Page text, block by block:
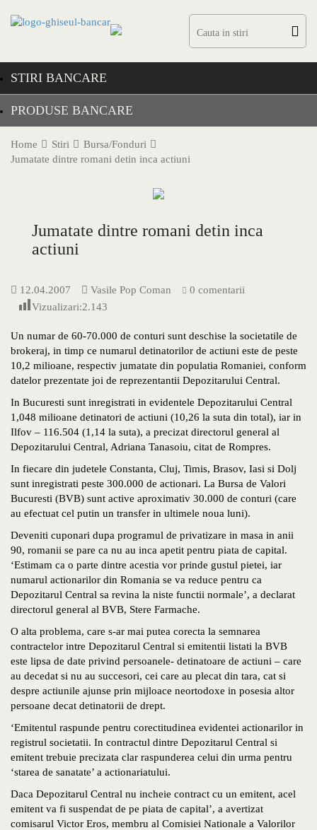
STIRI BANCARE
PRODUSE BANCARE
Home Stiri
Bursa/Fonduri
Jumatate dintre romani detin inca actiuni
Jumatate dintre romani detin inca
actiuni
12.04.2007 Vasile Pop Coman
0 comentarii
Vizualizari:2.143
Un numar de 60-70.000 de conturi sunt deschise la societatile de
brokeraj, in timp ce numarul detinatorilor de actiuni este de peste
10,2 milioane, respectiv jumatate din populatia Romaniei, conform
datelor prezentate joi de reprezentantii Depozitarului Central.
In Bucuresti sunt inregistrati in evidentele Depozitarului Central
1,048 milioane detinatori de actiuni (10,26 la suta din total), iar in
Ilfov – 116.504 (1,14 la suta), a precizat directorul general al
Depozitarului Central, Adriana Tanasoiu, citat de Rompres.
In fiecare din judetele Constanta, Cluj, Timis, Brasov, Iasi si Dolj
sunt inregistrati peste 300.000 de actionari. La Bursa de Valori
Bucuresti (BVB) sunt active aproximativ 30.000 de conturi (care
au efectuat cel putin un transfer in ultimele noua luni).
Deveniti cuponari dupa programul de privatizare in masa in anii
90, romanii se pare ca nu au inca apetit pentru piata de capital.
‘Estimam ca o parte dintre acestia vor prinde gustul pietei, iar
numarul actionarilor din Romania se va reduce pentru ca
Depozitarul Central sa revina la niste functii normale’, a declarat
directorul general al BVB, Stere Farmache.
O alta problema, care s-ar mai putea corecta la semnarea
contractelor intre Depozitarul Central si emitentii listati la BVB
este lipsa de date privind persoanele- detinatoare de actiuni – care
au decedat si nu au succesori, cei care au plecat din tara, cat si
despre actiunile ajunse prin mijloace neortodoxe in posesia altor
persoane decat detinatorii de drept.
‘Emitentul raspunde pentru corectitudinea evidentei actionarilor in
registrul societatii. In contractul dintre Depozitarul Central si
emitent trebuie precizata clar raspunderea celui din urma pentru
‘starea de sanatate’ a actionariatului.
Daca Depozitarul Central nu incheie contract cu un emitent, acel
emitent va fi suspendat de pe piata de capital’, a avertizat
comisarul Victor Eros, membru al Comisiei Nationale a Valorilor